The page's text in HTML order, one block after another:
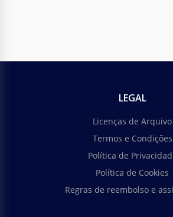
LEGAL
Licenças de Arquivo
Termos e Condições
Política de
Política de Cookies
Regras de reembolso e